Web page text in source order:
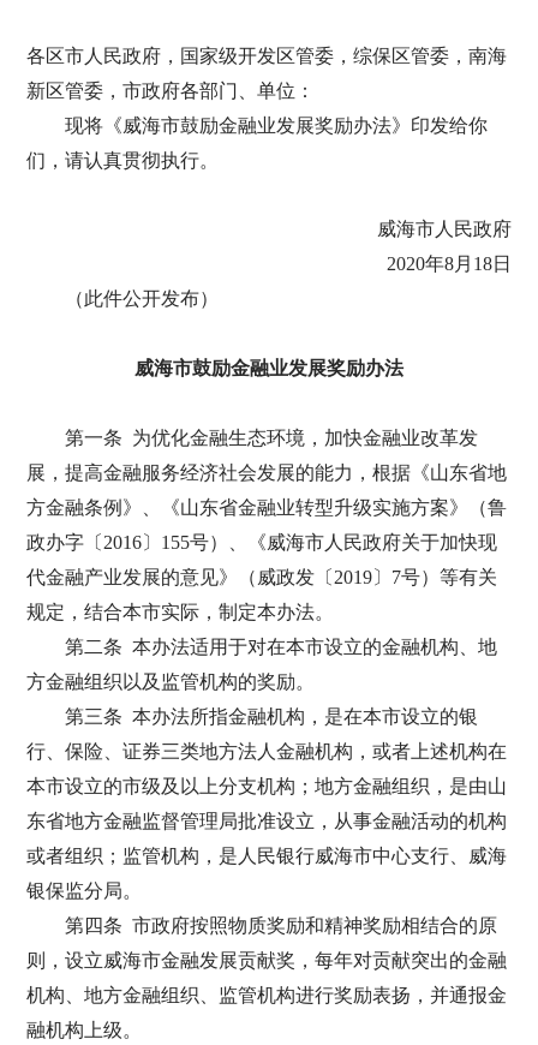
各区市人民政府，国家级开发区管委，综保区管委，南海
新区管委，市政府各部门、单位：
现将《威海市鼓励金融业发展奖励办法》印发给你
们，请认真贯彻执行。
威海市人民政府
2020年8月18日
（此件公开发布）
威海市鼓励金融业发展奖励办法
第一条 为优化金融生态环境，加快金融业改革发
展，提高金融服务经济社会发展的能力，根据《山东省地
方金融条例》、《山东省金融业转型升级实施方案》（鲁
政办字〔2016〕155号）、《威海市人民政府关于加快现
代金融产业发展的意见》（威政发〔2019〕7号）等有关
规定，结合本市实际，制定本办法。
第二条 本办法适用于对在本市设立的金融机构、地
方金融组织以及监管机构的奖励。
第三条 本办法所指金融机构，是在本市设立的银
行、保险、证券三类地方法人金融机构，或者上述机构在
本市设立的市级及以上分支机构；地方金融组织，是由山
东省地方金融监督管理局批准设立，从事金融活动的机构
或者组织；监管机构，是人民银行威海市中心支行、威海
银保监分局。
第四条 市政府按照物质奖励和精神奖励相结合的原
则，设立威海市金融发展贡献奖，每年对贡献突出的金融
机构、地方金融组织、监管机构进行奖励表扬，并通报金
融机构上级。